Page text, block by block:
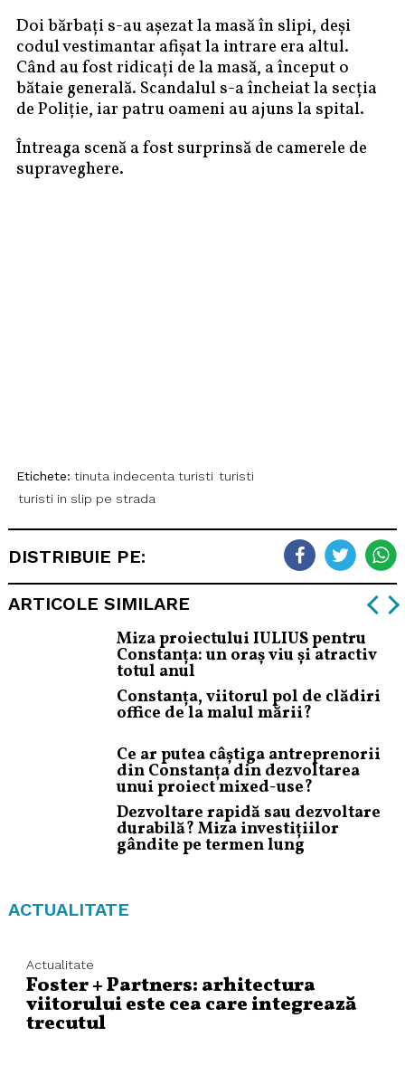
Doi bărbaţi s-au așezat la masă în slipi, deși
codul vestimantar afișat la intrare era altul.
Când au fost ridicați de la masă, a început o
bătaie generală. Scandalul s-a încheiat la secția
de Poliție, iar patru oameni au ajuns la spital.
Întreaga scenă a fost surprinsă de camerele de
supraveghere.
Etichete: tinuta indecenta turisti turisti
turisti in slip pe strada
DISTRIBUIE PE:
ARTICOLE SIMILARE
Miza proiectului IULIUS pentru
Constanța: un oraș viu și atractiv
totul anul
Constanța, viitorul pol de clădiri
office de la malul mării?
Ce ar putea câștiga antreprenorii
din Constanța din dezvoltarea
unui proiect mixed-use?
Dezvoltare rapidă sau dezvoltare
durabilă? Miza investițiilor
gândite pe termen lung
ACTUALITATE
Actualitate
Foster + Partners: arhitectura
viitorului este cea care integrează
trecutul